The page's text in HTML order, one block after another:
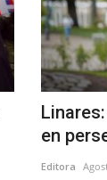
en
Editora